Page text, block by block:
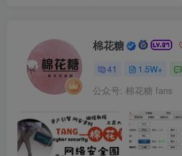
棉花糖
41 1.5W+
公众号: 棉花糖 fans